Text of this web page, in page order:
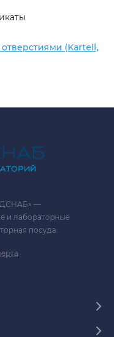
(Kartell,
—
и лабораторные
посуда.